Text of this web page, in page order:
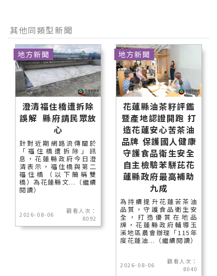
其他同類型新聞
澄清福住橋遭拆除
誤解 縣府請民眾放
心
針對近期網路流傳關於
「福住橋遭拆除」訊
息，花蓮縣政府今日澄
清表示，福住橋與第二
福住橋（以下簡稱雙
橋）為花蓮縣文...（繼續
閱讀）
2026-08-06
觀看人次：
8092
地方新聞
花蓮縣油茶籽評鑑
暨產地認證開跑 打
造花蓮安心苦茶油
品牌 保護國人健康
守護食品衛生安全
自主檢驗苯駢芘花
蓮縣政府最高補助
九成
為持續提升花蓮苦茶油
品質，守護食品衛生安
全，打造優質在地品
牌，花蓮縣政府輔導玉
溪地區農會辦理「115年
度花蓮油...（繼續閱讀）
2026-08-06
觀看人次：
8040
地方新聞